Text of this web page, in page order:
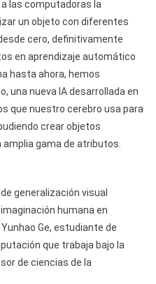
las computadoras la
un objeto con diferentes
cero, definitivamente
en aprendizaje automático
hasta ahora, hemos
una nueva IA desarrollada en
que nuestro cerebro usa para
crear objetos
gama de atributos.
generalización visual
humana en
Ge, estudiante de
que trabaja bajo la
de ciencias de la